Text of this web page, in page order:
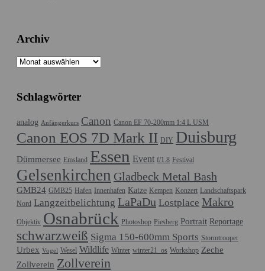
Archiv
Archiv
Schlagwörter
analog Anfängerkurs Canon Canon EF 70-200mm 1:4 L USM
Canon EOS 7D Mark II DIY Duisburg
Dümmersee Emsland Essen Event f/1.8 Festival
Gelsenkirchen Gladbeck Metal Bash
GMB24 GMB25 Hafen Innenhafen Katze Kempen Konzert Landschaftspark
Nord Langzeitbelichtung LaPaDu Lostplace Makro
Objektiv Osnabrück Photoshop Piesberg Portrait Reportage
schwarzweiß Sigma 150-600mm Sports Stormtrooper
Urbex Vogel Wesel Wildlife Winter winter21_os Workshop Zeche
Zollverein Zollverein